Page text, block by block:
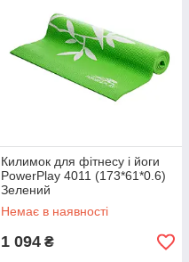
Килимок для фітнесу і йоги
PowerPlay 4011 (173*61*0.6)
Зелений
Немає в наявності
1 094 ₴